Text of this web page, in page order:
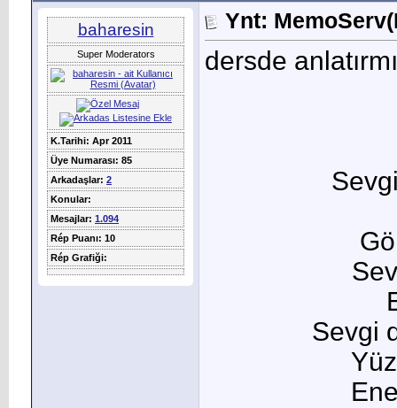
baharesin
Super Moderators
K.Tarihi: Apr 2011
Üye Numarası: 85
Arkadaşlar: 2
Konular:
Mesajlar: 1.094
Rép Puanı: 10
Rép Grafiği:
Ynt:
dersde
Sevgi